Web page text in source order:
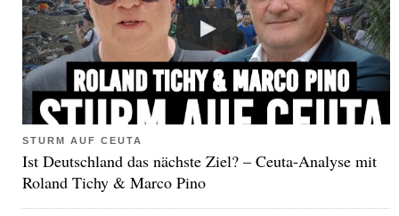
STURM AUF CEUTA
Ist Deutschland das nächste Ziel? – Ceuta-Analyse mit
Roland Tichy & Marco Pino